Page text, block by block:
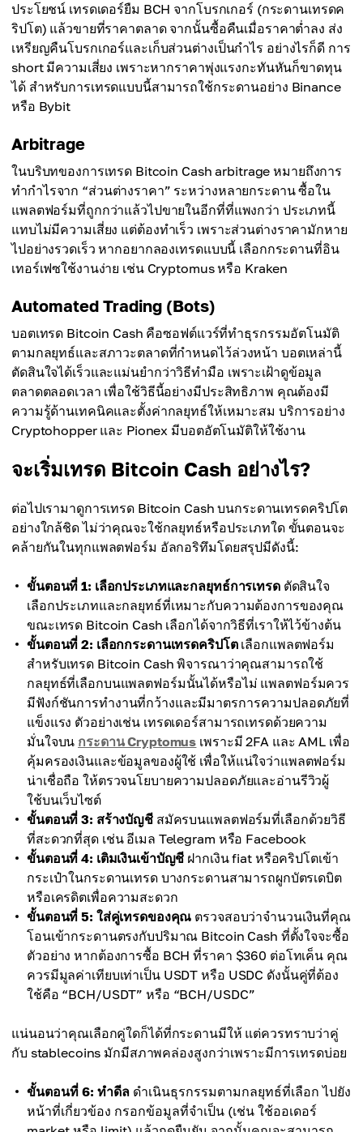
ประโยชน์ เทรดเดอร์ยืม BCH จากโบรกเกอร์ (กระดานเทรดค
ริปโต) แล้วขายที่ราคาตลาด จากนั้นซื้อคืนเมื่อราคาต่ำลง ส่ง
เหรียญคืนโบรกเกอร์และเก็บส่วนต่างเป็นกำไร อย่างไรก็ดี การ
short มีความเสี่ยง เพราะหากราคาพุ่งแรงกะทันหันก็ขาดทุน
ได้ สำหรับการเทรดแบบนี้สามารถใช้กระดานอย่าง Binance
หรือ Bybit
Arbitrage
ในบริบทของการเทรด Bitcoin Cash arbitrage หมายถึงการ
ทำกำไรจาก “ส่วนต่างราคา” ระหว่างหลายกระดาน ซื้อใน
แพลตฟอร์มที่ถูกกว่าแล้วไปขายในอีกที่ที่แพงกว่า ประเภทนี้
แทบไม่มีความเสี่ยง แต่ต้องทำเร็ว เพราะส่วนต่างราคามักหาย
ไปอย่างรวดเร็ว หากอยากลองเทรดแบบนี้ เลือกกระดานที่อิน
เทอร์เฟซใช้งานง่าย เช่น Cryptomus หรือ Kraken
Automated Trading (Bots)
บอตเทรด Bitcoin Cash คือซอฟต์แวร์ที่ทำธุรกรรมอัตโนมัติ
ตามกลยุทธ์และสภาวะตลาดที่กำหนดไว้ล่วงหน้า บอตเหล่านี้
ตัดสินใจได้เร็วและแม่นยำกว่าวิธีทำมือ เพราะเฝ้าดูข้อมูล
ตลาดตลอดเวลา เพื่อใช้วิธีนี้อย่างมีประสิทธิภาพ คุณต้องมี
ความรู้ด้านเทคนิคและตั้งค่ากลยุทธ์ให้เหมาะสม บริการอย่าง
Cryptohopper และ Pionex มีบอตอัตโนมัติให้ใช้งาน
จะเริ่มเทรด Bitcoin Cash อย่างไร?
ต่อไปเรามาดูการเทรด Bitcoin Cash บนกระดานเทรดคริปโต
อย่างใกล้ชิด ไม่ว่าคุณจะใช้กลยุทธ์หรือประเภทใด ขั้นตอนจะ
คล้ายกันในทุกแพลตฟอร์ม อัลกอริทึมโดยสรุปมีดังนี้:
ขั้นตอนที่ 1: เลือกประเภทและกลยุทธ์การเทรดตัดสินใจ
เลือกประเภทและกลยุทธ์ที่เหมาะกับความต้องการของคุณ
ขณะเทรด Bitcoin Cash เลือกได้จากวิธีที่เราให้ไว้ข้างต้น
ขั้นตอนที่ 2: เลือกกระดานเทรดคริปโตเลือกแพลตฟอร์ม
สำหรับเทรด Bitcoin Cash พิจารณาว่าคุณสามารถใช้
กลยุทธ์ที่เลือกบนแพลตฟอร์มนั้นได้หรือไม่ แพลตฟอร์มควร
มีฟังก์ชันการทำงานที่กว้างและมีมาตรการความปลอดภัยที่
แข็งแรง ตัวอย่างเช่น เทรดเดอร์สามารถเทรดด้วยความ
มั่นใจบน กระดาน Cryptomus เพราะมี 2FA และ AML เพื่อ
คุ้มครองเงินและข้อมูลของผู้ใช้ เพื่อให้แน่ใจว่าแพลตฟอร์ม
น่าเชื่อถือ ให้ตรวจนโยบายความปลอดภัยและอ่านรีวิวผู้
ใช้บนเว็บไซต์
ขั้นตอนที่ 3: สร้างบัญชีสมัครบนแพลตฟอร์มที่เลือกด้วยวิธี
ที่สะดวกที่สุด เช่น อีเมล Telegram หรือ Facebook
ขั้นตอนที่ 4: เติมเงินเข้าบัญชี ฝากเงิน fiat หรือคริปโตเข้า
กระเป๋าในกระดานเทรด บางกระดานสามารถผูกบัตรเดบิต
หรือเครดิตเพื่อความสะดวก
ขั้นตอนที่ 5: ใส่คู่เทรดของคุณ ตรวจสอบว่าจำนวนเงินที่คุณ
โอนเข้ากระดานตรงกับปริมาณ Bitcoin Cash ที่ตั้งใจจะซื้อ
ตัวอย่าง หากต้องการซื้อ BCH ที่ราคา $360 ต่อโทเค็น คุณ
ควรมีมูลค่าเทียบเท่าเป็น USDT หรือ USDC ดังนั้นคู่ที่ต้อง
ใช้คือ “BCH/USDT” หรือ “BCH/USDC”
แน่นอนว่าคุณเลือกคู่ใดก็ได้ที่กระดานมีให้ แต่ควรทราบว่าคู่
กับ stablecoins มักมีสภาพคล่องสูงกว่าเพราะมีการเทรดบ่อย
ขั้นตอนที่ 6: ทำดีล ดำเนินธุรกรรมตามกลยุทธ์ที่เลือก ไปยัง
หน้าที่เกี่ยวข้อง กรอกข้อมูลที่จำเป็น (เช่น ใช้ออเดอร์